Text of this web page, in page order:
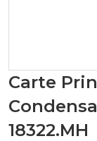
Carte
18322.MH